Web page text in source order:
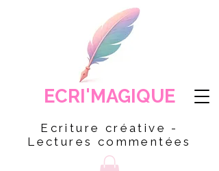
ECRI'MAGIQUE
Ecriture créative -
Lectures commentées